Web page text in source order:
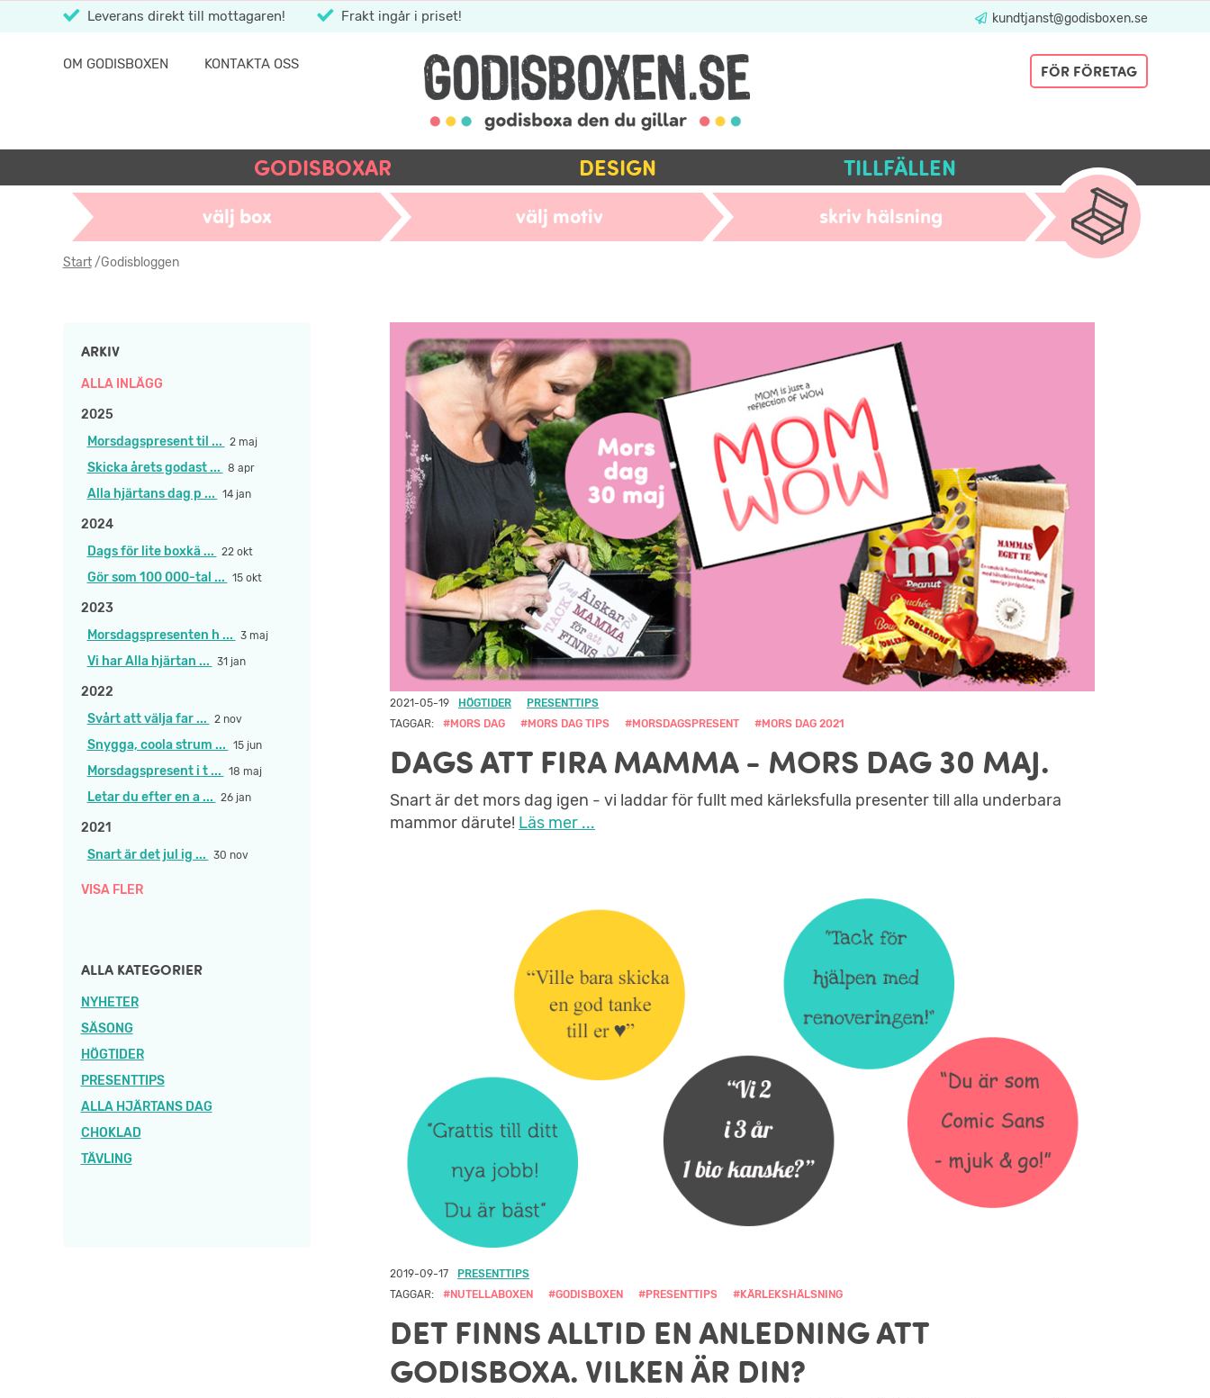
Leverans direkt till mottagaren! Frakt ingår i priset! kundtjanst@godisboxen.se
OM GODISBOXEN KONTAKTA OSS FÖR FÖRETAG
GODISBOXAR DESIGN TILLFÄLLEN
välj box välj motiv skriv hälsning
Start/Godisbloggen
ARKIV
ALLA INLÄGG
2025
Morsdagspresent til ...
2 maj
Skicka årets godast ... 8 apr
Alla hjärtans dag p ... 14 jan
2024
Dags för lite boxkä ...
22 okt
Gör som 100 000-tal ... 15 okt
2023
Morsdagspresenten h ...
3 maj
Vi har Alla hjärtan ... 31 jan
2022
Svårt att välja far ...
2 nov
Snygga, coola strum ... 15 jun
Morsdagspresent i t ... 18 maj
Letar du efter en a ... 26 jan
2021
Snart är det jul ig ...
30 nov
VISA FLER
ALLA KATEGORIER
NYHETER
SÄSONG
HÖGTIDER
PRESENTTIPS
ALLA HJÄRTANS DAG
CHOKLAD
TÄVLING
2021-05-19 HÖGTIDER
PRESENTTIPS
TAGGAR:
#MORS DAG #MORS DAG TIPS #MORSDAGSPRESENT #MORS DAG 2021
DAGS ATT FIRA MAMMA - MORS DAG 30 MAJ.
Snart är det mors dag igen - vi laddar för fullt med kärleksfulla presenter till alla underbara
mammor därute! Läs mer ...
2019-09-17
PRESENTTIPS
TAGGAR:
#NUTELLABOXEN #GODISBOXEN #PRESENTTIPS #KÄRLEKSHÄLSNING
DET FINNS ALLTID EN ANLEDNING ATT
GODISBOXA. VILKEN ÄR DIN?